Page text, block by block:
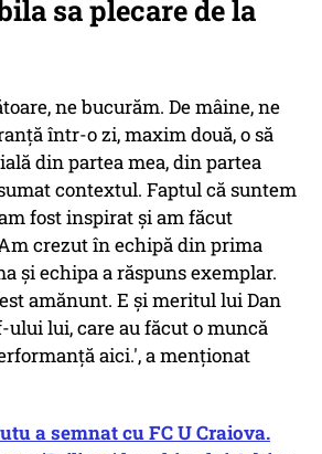
sa plecare de la
ne bucurăm. De mâine, ne
într-o zi, maxim două, o să
din partea mea, din partea
contextul. Faptul că suntem
fost inspirat și am făcut
crezut în echipă din prima
și echipa a răspuns exemplar.
amănunt. E și meritul lui Dan
ului lui, care au făcut o muncă
aici.', a menționat
a semnat cu FC U Craiova.